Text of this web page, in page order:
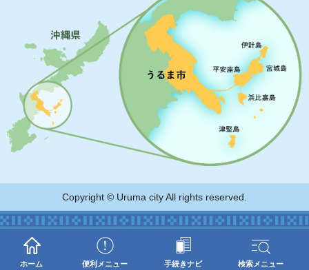
ホーム 便利メニュー 手続きナビ 検索メニュー
Copyright © Uruma city All rights reserved.